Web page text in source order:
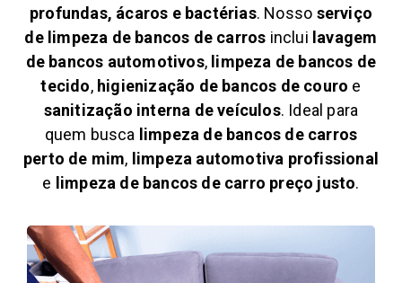
profundas, ácaros e bactérias. Nosso serviço
de limpeza de bancos de carros inclui lavagem
de bancos automotivos, limpeza de bancos de
tecido, higienização de bancos de couro e
sanitização interna de veículos. Ideal para
quem busca limpeza de bancos de carros
perto de mim, limpeza automotiva profissional
e limpeza de bancos de carro preço justo.